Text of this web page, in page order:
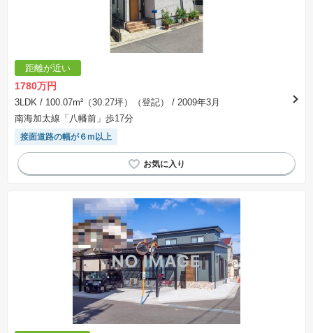
交渉期間が設定され、その期間内で希望を満たすプランが実現できたかどうかにより結論を出
します。なお、この期間は概ね3ヶ月程度とされています。納得のいくプランが出来ず、建築請
負契約が成立しない場合、土地売買契約は白紙に戻り、土地契約にかかった代金（土地代金、
手付金など）は名目のいかんに関わらず、全て返却されます。
※課税対象物件の「価格」や「費用等」は消費税込みの「総額表示」で統一しています。
※「本体価格」とは、課税対象物件においては「消費税を除いた建物価格」と「土地価格」の
合計額を指します。
表示されておりません。
※取引にかかる費用：物件の契約手続き、決済、引き渡し時にかかる費用を表示しています。
不動産会社によって表記有無が異なるため、ご自身で十分な確認をしていただくようにお願い
いたします。
場合があります。
距離が近い
1780万円
3LDK / 100.07m²（30.27坪）（登記）
/ 2009年3月
南海加太線「八幡前」歩17分
接面道路の幅が６m以上